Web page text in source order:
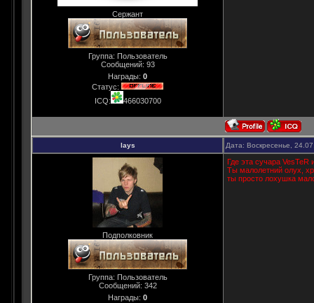
Сержант
Группа: Пользователь
Сообщений: 93
Награды: 0
Статус:
ICQ:
466030700
lays Дата: Воскресенье,
Подполковник
Группа: Пользователь
Сообщений: 342
Награды: 0
Где эта сучара VesTeR
Ты малолетний олух,
ты просто лохушка